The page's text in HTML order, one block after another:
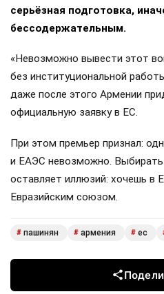
серьёзная подготовка,
бессодержательным.
«Невозможно вывести этот
без институциональной
даже после этого Армении
официальную заявку в ЕС.
При этом премьер признал:
и ЕАЭС невозможно.
оставляет иллюзий: хочешь в
Евразийским союзом.
# пашинян # армения # ес